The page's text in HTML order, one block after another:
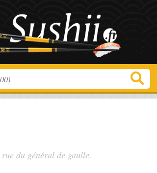
rue du général de gaulle,